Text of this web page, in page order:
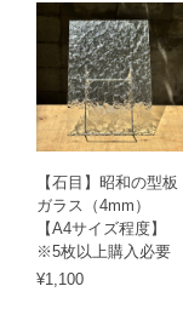
【石目】昭和の型板
ガラス（4mm）
【A4サイズ程度】
※5枚以上購入必要
¥1,100